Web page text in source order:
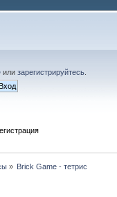
или зарегистрируйтесь.
» Brick Game - тетрис